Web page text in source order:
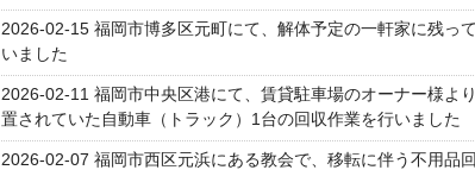
2026-02-15 福岡市博多区元町にて、解体予定の一軒家に残っ
いました
2026-02-11 福岡市中央区港にて、賃貸駐車場のオーナー様よ
置されていた自動車（トラック）1台の回収作業を行いました
2026-02-07 福岡市西区元浜にある教会で、移転に伴う不用品